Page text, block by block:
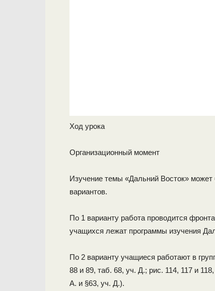
Ход урока
Организационный момент
Изучение темы «Дальний Восток»
вариантов.
По 1 варианту работа проводится
учащихся лежат программы изучения
По 2 варианту учащиеся работают в
88 и 89, таб. 68, уч. Д.; рис. 114, 117 и
А. и §63, уч. Д.).